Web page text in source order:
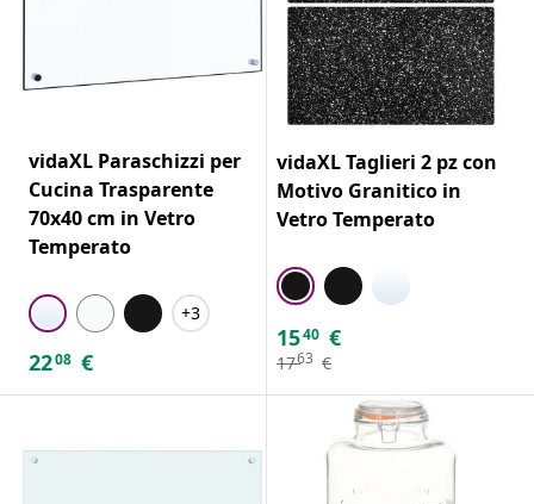
vidaXL Paraschizzi per
Cucina Trasparente
70x40 cm in Vetro
Temperato
+3
2208 €
vidaXL Taglieri 2 pz con
Motivo Granitico in
Vetro Temperato
1540 €
1763 €